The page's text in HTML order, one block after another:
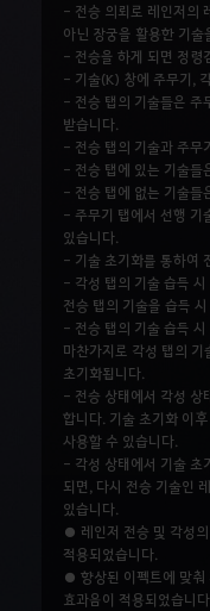
- 전승 의뢰로 레인저의
아닌 장궁을 활용한 기
- 전승을 하게 되면 정령
- 기술(K) 창에 주무기,
- 전승 탭의 기술들은 주
받습니다.
- 전승 탭의 기술과 주무
- 전승 탭에 있는 기술들
- 전승 탭에 없는 기술들
- 주무기 탭에서 선행 기
있습니다.
- 기술 초기화를 통하여
- 각성 탭의 기술 습득
전승 탭의 기술을 습득
- 전승 탭의 기술 습득
마찬가지로 각성 탭의
초기화됩니다.
- 전승 상태에서 각성 상
합니다. 기술 초기화 이
사용할 수 있습니다.
- 각성 상태에서 기술 초
되면, 다시 전승 기술인
있습니다.
● 레인저 전승 및 각성
적용되었습니다.
● 향상된 이펙트에 맞춰
효과음이 적용되었습니